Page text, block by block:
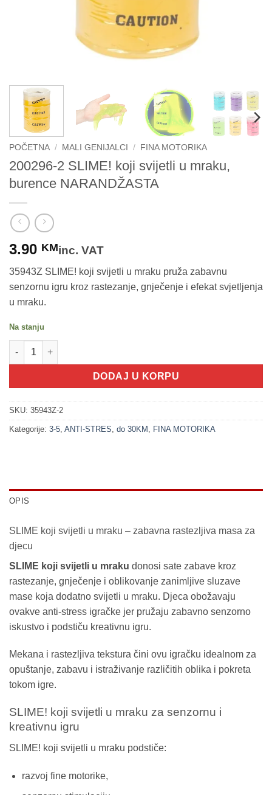
POČETNA / MALI GENIJALCI / FINA MOTORIKA
200296-2 SLIME! koji svijetli u mraku,
burence NARANDŽASTA
3.90 KMinc. VAT
35943Z SLIME! koji svijetli u mraku pruža zabavnu
senzornu igru kroz rastezanje, gnječenje i efekat svjetljenja
u mraku.
Na stanju
200296-2 SLIME! koji svijetli u mraku, burence NARANDŽASTA
DODAJ U KORPU
SKU: 35943Z-2
Kategorije: 3-5 ANTI-STRES do 30KM FINA MOTORIKA
OPIS
SLIME koji svijetli u mraku – zabavna rastezljiva masa za
djecu
SLIME koji svijetli u mraku donosi sate zabave kroz
rastezanje, gnječenje i oblikovanje zanimljive sluzave
mase koja dodatno svijetli u mraku. Djeca obožavaju
ovakve anti-stress igračke jer pružaju zabavno senzorno
iskustvo i podstiču kreativnu igru.
Mekana i rastezljiva tekstura čini ovu igračku idealnom za
opuštanje, zabavu i istraživanje različitih oblika i pokreta
tokom igre.
SLIME! koji svijetli u mraku za senzornu i
kreativnu igru
SLIME! koji svijetli u mraku podstiče:
razvoj fine motorike,